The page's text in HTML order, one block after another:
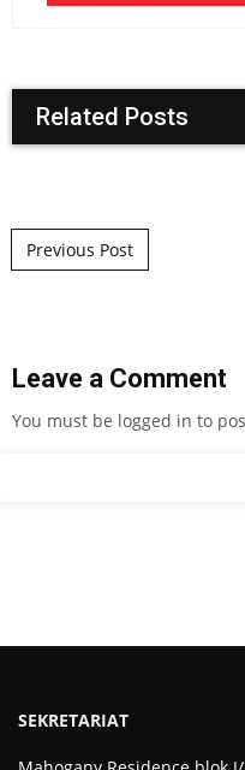
Related Posts
Post navigation
Previous Post
Leave a Comment
You must be logged in to
SEKRETARIAT